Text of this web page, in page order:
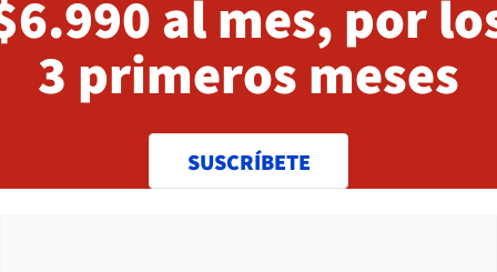
al mes, por
3 primeros meses
SUSCRÍBETE